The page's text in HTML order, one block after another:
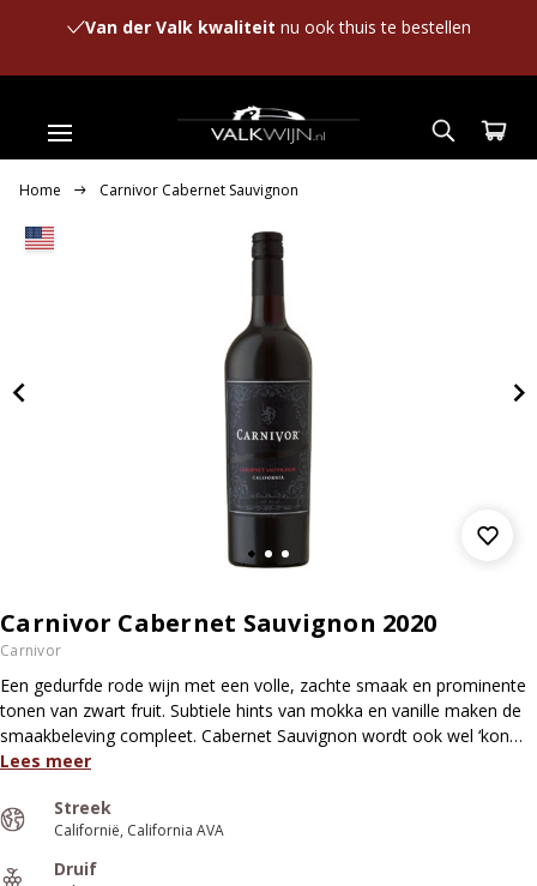
Van der Valk kwaliteit nu ook thuis te bestellen
Home Carnivor Cabernet Sauvignon
Carnivor Cabernet Sauvignon 2020
Carnivor
Een gedurfde rode wijn met een volle, zachte smaak en prominente
tonen van zwart fruit. Subtiele hints van mokka en vanille maken de
smaakbeleving compleet. Cabernet Sauvignon wordt ook wel ‘kon…
Lees meer
Streek
Californië California AVA
Druif